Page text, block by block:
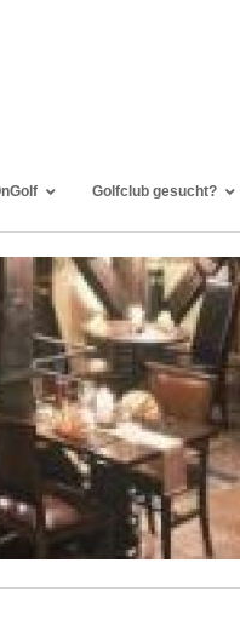
Golfclub gesucht?